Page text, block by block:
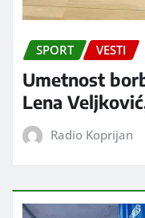
SPORT VESTI
Umetnost
Lena
Radio Koprijan